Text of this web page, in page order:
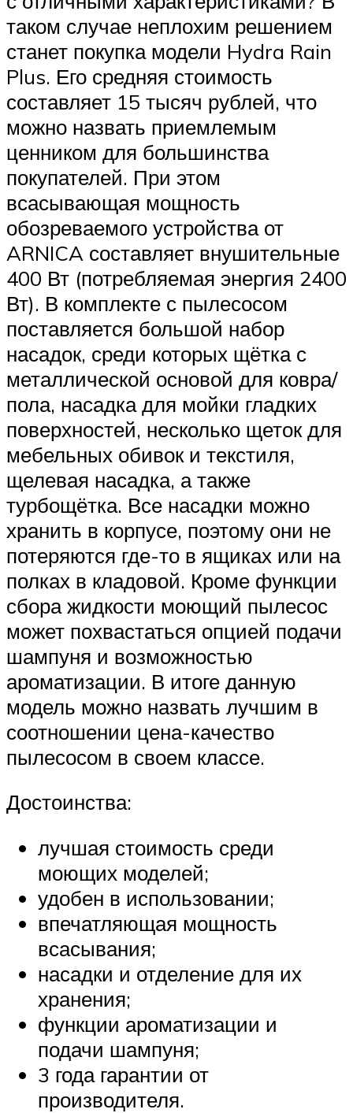
таком случае неплохим решением
станет покупка модели Hydra Rain
Plus. Его средняя стоимость
составляет 15 тысяч рублей, что
можно назвать приемлемым
ценником для большинства
покупателей. При этом
всасывающая мощность
обозреваемого устройства от
ARNICA составляет внушительные
400 Вт (потребляемая энергия 2400
Вт). В комплекте с пылесосом
поставляется большой набор
насадок, среди которых щётка с
металлической основой для ковра/
пола, насадка для мойки гладких
поверхностей, несколько щеток для
мебельных обивок и текстиля,
щелевая насадка, а также
турбощётка. Все насадки можно
хранить в корпусе, поэтому они не
потеряются где-то в ящиках или на
полках в кладовой. Кроме функции
сбора жидкости моющий пылесос
может похвастаться опцией подачи
шампуня и возможностью
ароматизации. В итоге данную
модель можно назвать лучшим в
соотношении цена-качество
пылесосом в своем классе.
Достоинства:
лучшая стоимость среди
моющих моделей;
удобен в использовании;
впечатляющая мощность
всасывания;
насадки и отделение для их
хранения;
функции ароматизации и
подачи шампуня;
3 года гарантии от
производителя.